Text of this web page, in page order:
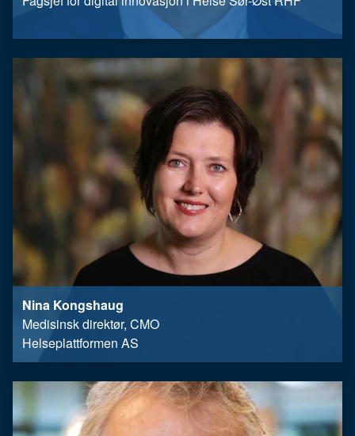
Nina Kongshaug
Medisinsk direktør, CMO
Helseplattformen AS